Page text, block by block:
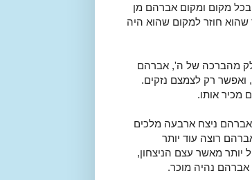
מקום ומקום אברהם מן
חוזר למקום שהוא היה
מהברכה של ה', אברהם
רק לצמצם נזקים.
מכיר אותו.
ניצח ארבעה מלכים
אברהם רוצה עוד יותר
מאשר עצם הניצחון,
נהיה מוכר.